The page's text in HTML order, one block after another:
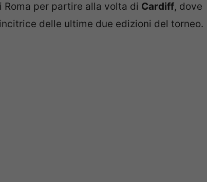
Roma per partire alla volta di Cardiff, dove
delle ultime due edizioni del torneo.